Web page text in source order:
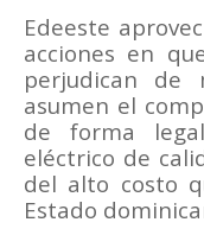
Edeeste
acciones en
perjudican de
asumen el
de forma
eléctrico de
del alto costo
Estado